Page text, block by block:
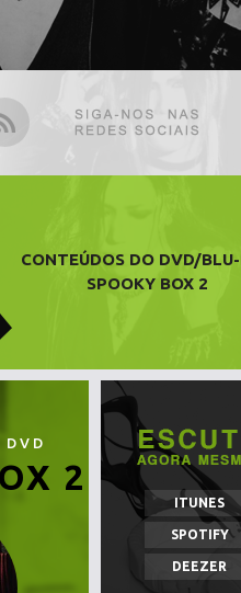
CONTEÚDOS DO DVD/
SPOOKY BOX 2
DVD
2
ITUNES
SPOTIFY
DEEZER